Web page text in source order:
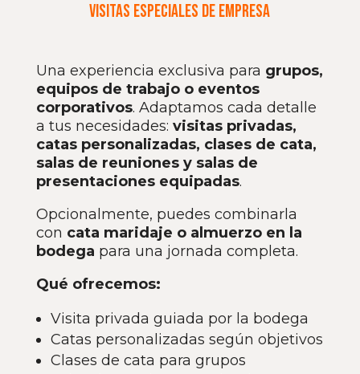
Visitas especiales de empresa
Una experiencia exclusiva para grupos,
equipos de trabajo o eventos
corporativos. Adaptamos cada detalle
a tus necesidades: visitas privadas,
catas personalizadas, clases de cata,
salas de reuniones y salas de
presentaciones equipadas.
Opcionalmente, puedes combinarla
con cata maridaje o almuerzo en la
bodega para una jornada completa.
Qué ofrecemos:
Visita privada guiada por la bodega
Catas personalizadas según objetivos
Clases de cata para grupos